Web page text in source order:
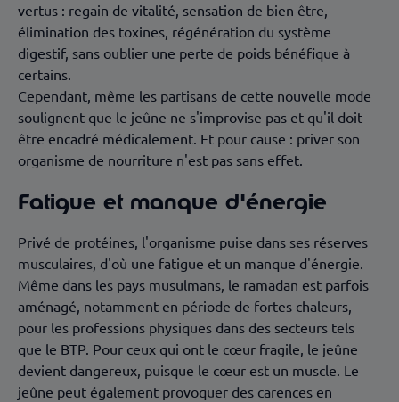
vertus : regain de vitalité, sensation de bien être,
élimination des toxines, régénération du système
digestif, sans oublier une perte de poids bénéfique à
certains.
Cependant, même les partisans de cette nouvelle mode
soulignent que le jeûne ne s'improvise pas et qu'il doit
être encadré médicalement. Et pour cause : priver son
organisme de nourriture n'est pas sans effet.
Fatigue et manque d'énergie
Privé de protéines, l'organisme puise dans ses réserves
musculaires, d'où une fatigue et un manque d'énergie.
Même dans les pays musulmans, le ramadan est parfois
aménagé, notamment en période de fortes chaleurs,
pour les professions physiques dans des secteurs tels
que le BTP. Pour ceux qui ont le cœur fragile, le jeûne
devient dangereux, puisque le cœur est un muscle. Le
jeûne peut également provoquer des carences en